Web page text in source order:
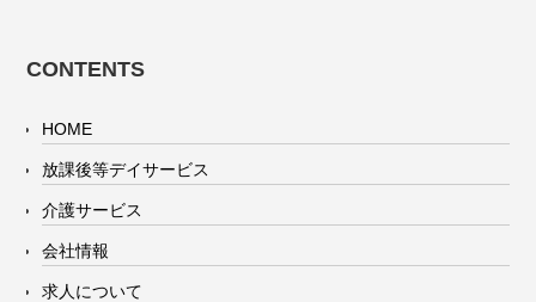
CONTENTS
HOME
放課後等デイサービス
介護サービス
会社情報
求人について